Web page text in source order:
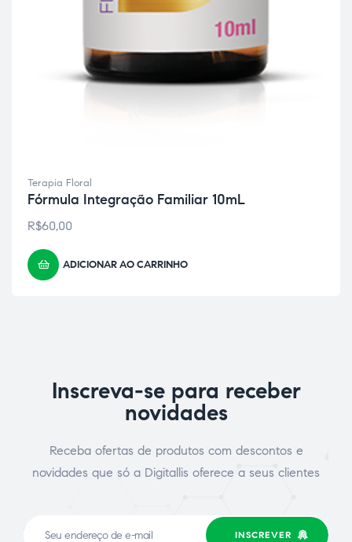
Terapia Floral
Fórmula Integração Familiar 10mL
R$60,00
ADICIONAR AO CARRINHO
Inscreva-se para receber
novidades
Receba ofertas de produtos com descontos e
novidades que só a Digitallis oferece a seus clientes
INSCREVER